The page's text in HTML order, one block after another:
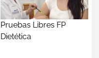
Pruebas Libres FP
Dietética